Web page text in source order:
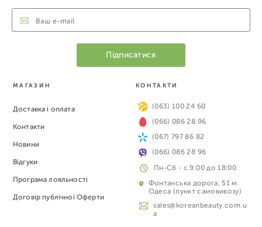
МАГАЗИН
Доставка і оплата
Контакти
Новини
Відгуки
Програма лояльності
Договір публічної Оферти
КОНТАКТИ
(063) 100 24 60
(066) 086 28 96
(067) 797 86 82
(066) 086 28 96
Пн-Сб - с 9:00 до 18:00
Фонтанська дорога, 51 м.
Одеса (пункт самовивозу)
sales@koreanbeauty.com.u
a